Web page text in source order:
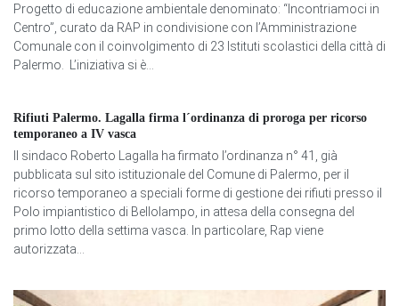
Progetto di educazione ambientale denominato: “Incontriamoci in
Centro”, curato da RAP in condivisione con l’Amministrazione
Comunale con il coinvolgimento di 23 Istituti scolastici della città di
Palermo. L’iniziativa si è...
Rifiuti Palermo. Lagalla firma l´ordinanza di proroga per ricorso
temporaneo a IV vasca
Il sindaco Roberto Lagalla ha firmato l’ordinanza n° 41, già
pubblicata sul sito istituzionale del Comune di Palermo, per il
ricorso temporaneo a speciali forme di gestione dei rifiuti presso il
Polo impiantistico di Bellolampo, in attesa della consegna del
primo lotto della settima vasca. In particolare, Rap viene
autorizzata...